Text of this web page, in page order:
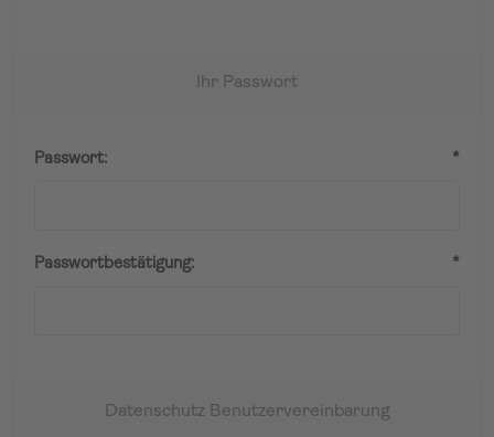
Ihr Passwort
Passwort: *
Passwortbestätigung: *
Datenschutz Benutzervereinbarung